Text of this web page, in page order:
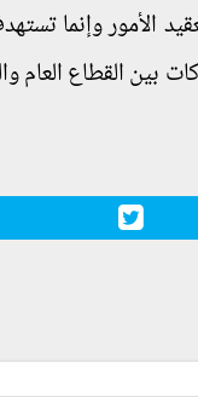
الأمور وإنما
بين القطاع العام